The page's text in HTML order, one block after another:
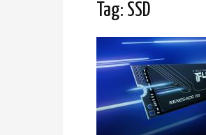
Tag: SSD